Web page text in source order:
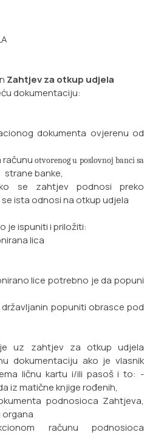
Zahtjev za otkup udjela
dokumentaciju:
dokumenta ovjerenu od
otvorenog u poslovnoj banci sa
banke,
se zahtjev podnosi preko
ista odnosi na otkup udjela
je ispuniti i priložiti:
lica
lice potrebno je da popuni
popuniti obrasce pod
uz zahtjev za otkup udjela
dokumentaciju ako je vlasnik
ličnu kartu i/ili pasoš i to: -
iz matične knjige rođenih,
podnosioca Zahtjeva,
organa
računu podnosioca